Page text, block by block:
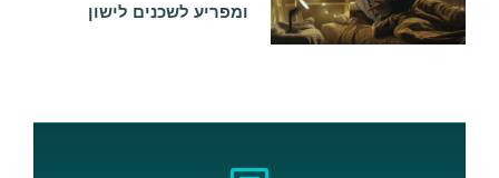
ומפריע לשכנים לישון